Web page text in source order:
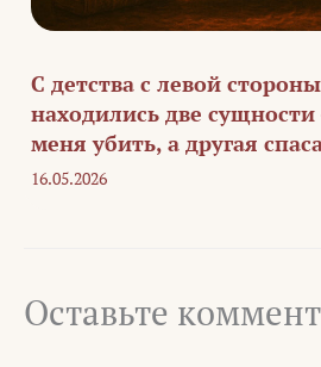
С детства с левой
находились две сущности
меня убить, а другая
16.05.2026
Оставьте